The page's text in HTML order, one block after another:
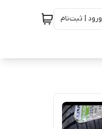
ورود | ثبت‌نام